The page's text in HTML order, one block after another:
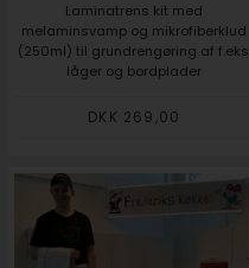
Laminatrens kit med
melaminsvamp og mikrofiberklud
(250ml) til grundrengøring af f.eks.
låger og bordplader
DKK 269,00